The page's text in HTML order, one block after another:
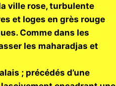
ville rose, turbulente
et loges en grès rouge
Comme dans les
les maharadjas et
; précédés d’une